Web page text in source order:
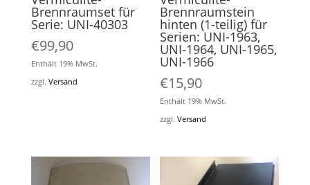
Brennraumset für
Serie: UNI-40303
€99,90
Enthält 19% MwSt.
zzgl. Versand
Brennraumstein
hinten (1-teilig) für
Serien: UNI-1963,
UNI-1964, UNI-1965,
UNI-1966
€15,90
Enthält 19% MwSt.
zzgl.Versand